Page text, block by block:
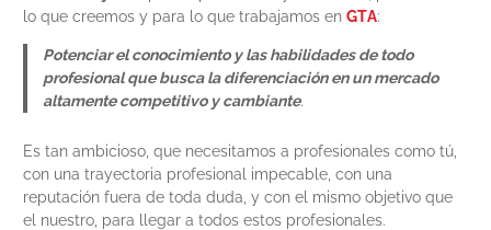
lo que creemos y para lo que trabajamos en GTA:
Potenciar el conocimiento y las habilidades de todo
profesional que busca la diferenciación en un mercado
altamente competitivo y cambiante.
Es tan ambicioso, que necesitamos a profesionales como tú,
con una trayectoria profesional impecable, con una
reputación fuera de toda duda, y con el mismo objetivo que
el nuestro, para llegar a todos estos profesionales.